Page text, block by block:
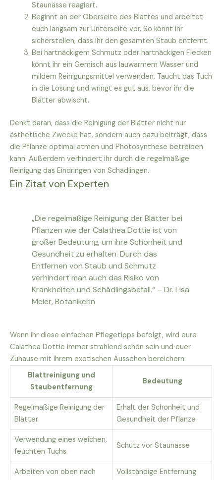
Staunässe reagiert.
Beginnt an der Oberseite des Blattes und arbeitet
euch langsam zur Unterseite vor. So könnt ihr
sicherstellen, dass ihr den gesamten Staub entfernt.
Bei hartnäckigem Schmutz oder hartnäckigen Flecken
könnt ihr ein Gemisch aus lauwarmem Wasser und
mildem Reinigungsmittel verwenden. Taucht das Tuch
in die Lösung und wringt es gut aus, bevor ihr die
Blätter abwischt.
Denkt daran, dass die Reinigung der Blätter nicht nur
ästhetische Zwecke hat, sondern auch dazu beiträgt, dass
die Pflanze optimal atmen und Photosynthese betreiben
kann. Außerdem verhindert ihr durch die regelmäßige
Reinigung das Eindringen von Schädlingen.
Ein Zitat von Experten
„Die regelmäßige Reinigung der Blätter bei
Pflanzen wie der Calathea Dottie ist von
großer Bedeutung, um ihre Schönheit und
Gesundheit zu erhalten. Durch das
Entfernen von Staub und Schmutz
verhindert man auch das Risiko von
Krankheiten und Schädlingsbefall.“ – Dr. Lisa
Meier, Botanikerin
Wenn ihr diese einfachen Pflegetipps befolgt, wird eure
Calathea Dottie immer strahlend schön sein und euer
Zuhause mit ihrem exotischen Aussehen bereichern.
Blattreinigung und
Staubentfernung
Bedeutung
Regelmäßige Reinigung der
Blätter
Erhalt der Schönheit und
Gesundheit der Pflanze
Verwendung eines weichen,
feuchten Tuchs
Schutz vor Staunässe
Arbeiten von oben nach
Vollständige Entfernung